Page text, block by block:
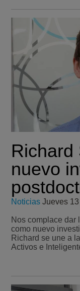
Richard
nuevo
Noticias Jueves
Nos complace dar
como nuevo
Richard se une a
Activos e